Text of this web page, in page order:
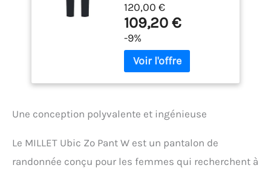
vous accompagne dans
toutes vos sorties et
activités en montagne Son
tissu stretch et résistant
en polyamide assure une
l’humidité et un séchage
déperlant protège en cas
zippée;2 poches
mains;Matière
stretch;Passants pour
120,00 €
109,20 €
-9%
Une conception polyvalente et ingénieuse
Le MILLET Ubic Zo Pant W est un pantalon de
randonnée conçu pour les femmes qui recherchent à